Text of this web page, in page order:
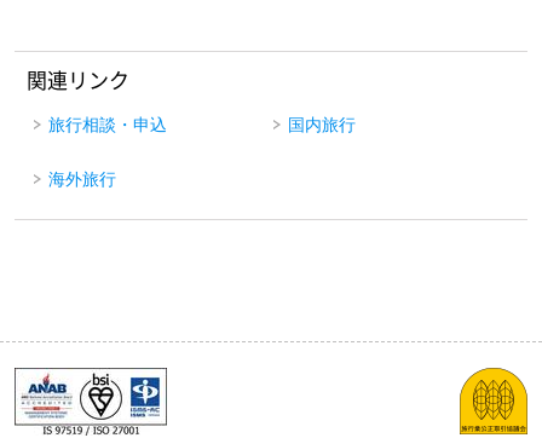
関連リンク
旅行相談・申込 国内旅行
海外旅行